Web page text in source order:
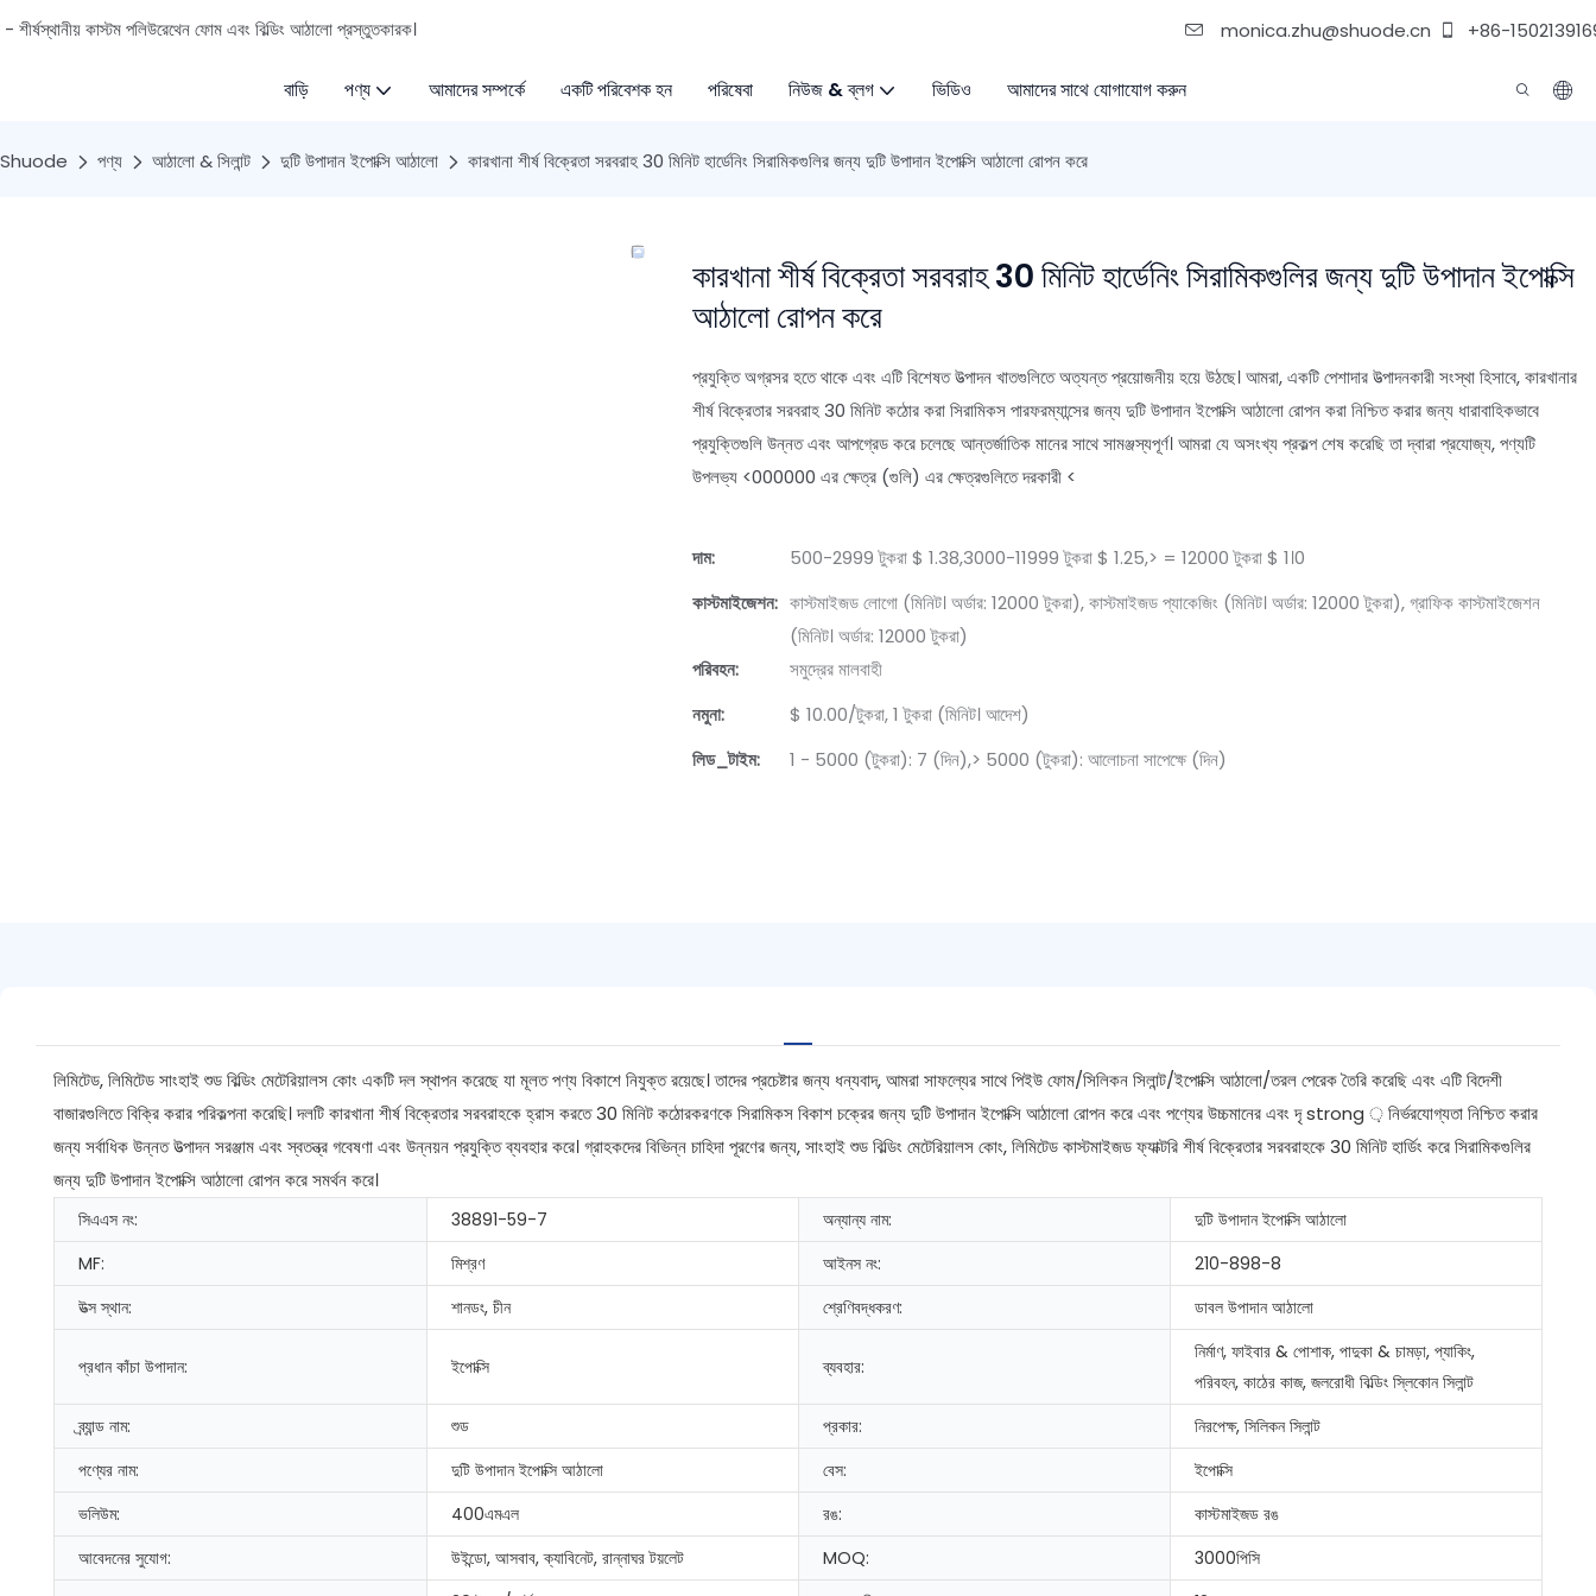
শীর্ষস্থানীয় কাস্টম পলিউরেথেন ফোম এবং বিল্ডিং আঠালো প্রস্তুতকারক। monica.zhu@shuode.cn +86-
বাড়ি পণ্য আমাদের সম্পর্কে একটি পরিবেশক হন পরিষেবা নিউজ & ব্লগ ভিডিও আমাদের সাথে যোগাযোগ করুন
Shuode পণ্য আঠালো & সিলান্ট দুটি উপাদান ইপোক্সি আঠালো কারখানা শীর্ষ বিক্রেতা সরবরাহ 30 মিনিট হার্ডেনিং সিরামিকগুলির জন্য দুটি উপাদান ইপোক্সি আঠালো রোপন করে
কারখানা শীর্ষ বিক্রেতা সরবরাহ 30 মিনিট হার্ডেনিং সিরামিকগুলির জন্য দুটি উপাদান ইপোক্সি
আঠালো রোপন করে
প্রযুক্তি অগ্রসর হতে থাকে এবং এটি বিশেষত উত্পাদন খাতগুলিতে অত্যন্ত প্রয়োজনীয় হয়ে উঠছে। আমরা, একটি পেশাদার উত্পাদনকারী সংস্থা হিসাবে, কারখানার
শীর্ষ বিক্রেতার সরবরাহ 30 মিনিট কঠোর করা সিরামিকস পারফরম্যান্সের জন্য দুটি উপাদান ইপোক্সি আঠালো রোপন করা নিশ্চিত করার জন্য ধারাবাহিকভাবে
প্রযুক্তিগুলি উন্নত এবং আপগ্রেড করে চলেছে আন্তর্জাতিক মানের সাথে সামঞ্জস্যপূর্ণ। আমরা যে অসংখ্য প্রকল্প শেষ করেছি তা দ্বারা প্রযোজ্য, পণ্যটি
উপলভ্য <000000 এর ক্ষেত্র (গুলি) এর ক্ষেত্রগুলিতে দরকারী <
দাম:
500-2999 টুকরা $ 1.38,3000-11999 টুকরা $ 1.25,> = 12000 টুকরা $ 1।0
কাস্টমাইজেশন: কাস্টমাইজড লোগো (মিনিট। অর্ডার: 12000 টুকরা), কাস্টমাইজড প্যাকেজিং (মিনিট। অর্ডার: 12000 টুকরা), গ্রাফিক কাস্টমাইজেশন
(মিনিট। অর্ডার: 12000 টুকরা)
পরিবহন:
সমুদ্রের মালবাহী
নমুনা:
$ 10.00/টুকরা, 1 টুকরা (মিনিট। আদেশ)
লিড_টাইম:
1 - 5000 (টুকরা): 7 (দিন),> 5000 (টুকরা): আলোচনা সাপেক্ষে (দিন)
লিমিটেড, লিমিটেড সাংহাই শুড বিল্ডিং মেটেরিয়ালস কোং একটি দল স্থাপন করেছে যা মূলত পণ্য বিকাশে নিযুক্ত রয়েছে। তাদের প্রচেষ্টার জন্য ধন্যবাদ, আমরা সাফল্যের সাথে পিইউ ফোম/সিলিকন সিলান্ট/ইপোক্সি আঠালো/তরল পেরেক তৈরি করেছি এবং এটি বিদেশী
বাজারগুলিতে বিক্রি করার পরিকল্পনা করেছি। দলটি কারখানা শীর্ষ বিক্রেতার সরবরাহকে হ্রাস করতে 30 মিনিট কঠোরকরণকে সিরামিকস বিকাশ চক্রের জন্য দুটি উপাদান ইপোক্সি আঠালো রোপন করে এবং পণ্যের উচ্চমানের এবং দৃ strong ় নির্ভরযোগ্যতা নিশ্চিত করার
জন্য সর্বাধিক উন্নত উত্পাদন সরঞ্জাম এবং স্বতন্ত্র গবেষণা এবং উন্নয়ন প্রযুক্তি ব্যবহার করে। গ্রাহকদের বিভিন্ন চাহিদা পূরণের জন্য, সাংহাই শুড বিল্ডিং মেটেরিয়ালস কোং, লিমিটেড কাস্টমাইজড ফ্যাক্টরি শীর্ষ বিক্রেতার সরবরাহকে 30 মিনিট হার্ডিং করে সিরামিকগুলির
জন্য দুটি উপাদান ইপোক্সি আঠালো রোপন করে সমর্থন করে।
সিএএস নং: 38891-59-7 অন্যান্য নাম:
দুটি উপাদান ইপোক্সি আঠালো
MF:
মিশ্রণ আইনস নং:
210-898-8
উত্স স্থান:
শানডং, চীন শ্রেণিবদ্ধকরণ: ডাবল উপাদান আঠালো
প্রধান কাঁচা উপাদান: ইপোক্সি ব্যবহার:
নির্মাণ, ফাইবার & পোশাক, পাদুকা & চামড়া, প্যাকিং,
পরিবহন, কাঠের কাজ, জলরোধী বিল্ডিং স্লিকোন সিলান্ট
ব্র্যান্ড নাম:
শুড প্রকার:
নিরপেক্ষ, সিলিকন সিলান্ট
পণ্যের নাম:
দুটি উপাদান ইপোক্সি আঠালো বেস:
ইপোক্সি
ভলিউম:
400এমএল রঙ:
কাস্টমাইজড রঙ
আবেদনের সুযোগ:
উইন্ডো, আসবাব, ক্যাবিনেট, রান্নাঘর টয়লেট MOQ:
3000পিসি